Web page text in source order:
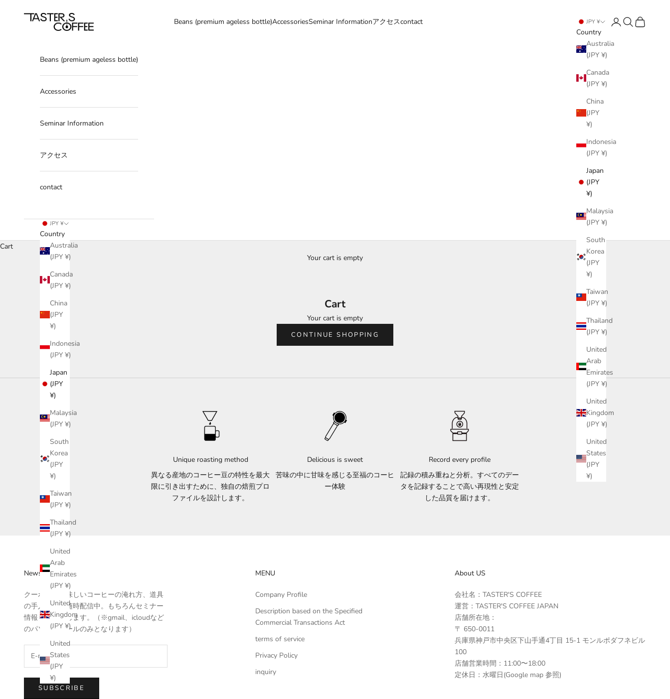
tasterscoffee
Beans (premium ageless bottle)AccessoriesSeminar Informationアクセスcontact JPY ¥
Country
Australia
(JPY ¥)
Canada
(JPY ¥)
China
(JPY
¥)
Indonesia
(JPY ¥)
Japan
(JPY
¥)
Malaysia
(JPY ¥)
South
Korea
(JPY
¥)
Taiwan
(JPY ¥)
Thailand
(JPY ¥)
United
Arab
Emirates
(JPY ¥)
United
Kingdom
(JPY ¥)
United
States
(JPY
¥)
LoginSearch
Cart
Beans (premium ageless bottle)
Accessories
Seminar Information
アクセス
contact
JPY ¥
Country
Australia
(JPY ¥)
Canada
(JPY ¥)
China
(JPY
¥)
Indonesia
(JPY ¥)
Japan
(JPY
¥)
Malaysia
(JPY ¥)
South
Korea
(JPY
¥)
Taiwan
(JPY ¥)
Thailand
(JPY ¥)
United
Arab
Emirates
(JPY ¥)
United
Kingdom
(JPY ¥)
United
States
(JPY
¥)
Cart
Your cart is empty
Cart
Your cart is empty
CONTINUE SHOPPING
Unique roasting method
異なる産地のコーヒー豆の特性を最大
限に引き出すために、独自の焙煎プロ
ファイルを設計します。
Delicious is sweet
苦味の中に甘味を感じる至福のコーヒ
ー体験
Record every profile
記録の積み重ねと分析。すべてのデー
タを記録することで高い再現性と安定
した品質を届けます。
News letter
クーポンや美味しいコーヒーの淹れ方、道具
の手入れなど随時配信中。もちろんセミナー
情報もお届けします。（※gmail、icloudなど
のパソコンメールのみとなります）
SUBSCRIBE
MENU
Company Profile
Description based on the Specified
Commercial Transactions Act
terms of service
Privacy Policy
inquiry
About US
会社名：TASTER'S COFFEE
運営：TASTER'S COFFEE JAPAN
店舗所在地：
〒 650-0011
兵庫県神戸市中央区下山手通4丁目 15-1 モンルポダフネビル
100
店舗営業時間：11:00〜18:00
定休日：水曜日(Google map 参照)